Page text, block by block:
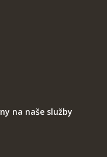
na naše služby